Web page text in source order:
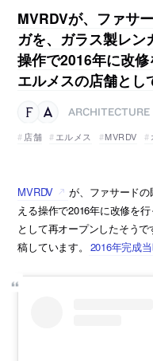
MVRDVが、ファサ
ガを、ガラス製レン
操作で2016年に改修
エルメスの店舗とし
ARCHITECTURE
店舗
エルメス MVRDV
MVRDV
が、ファサード
える操作で2016年に改修を
として再オープンしたそう
稿しています。 2016年完成